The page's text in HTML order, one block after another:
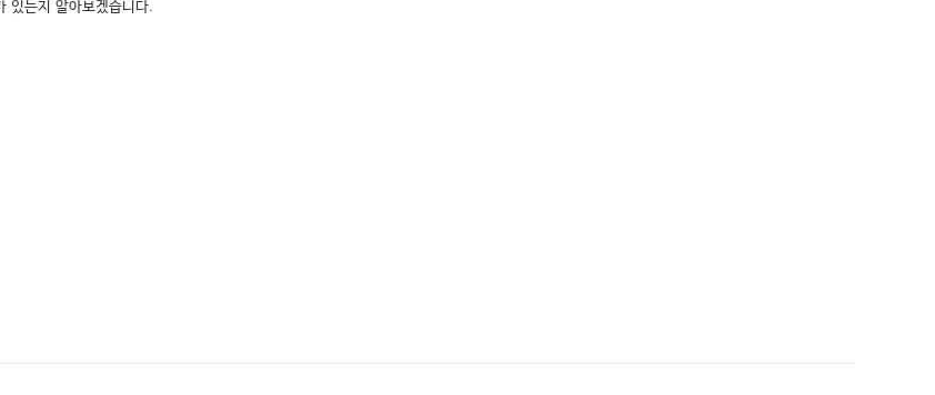
있는지 알아보겠습니다.